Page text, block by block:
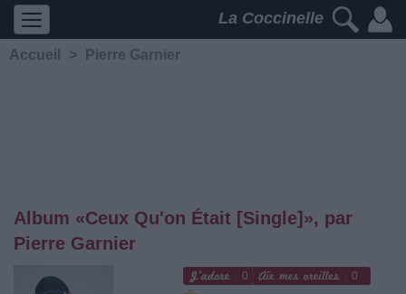
La Coccinelle
Accueil > Pierre Garnier
Album «Ceux Qu'on Était [Single]», par
Pierre Garnier
0 0